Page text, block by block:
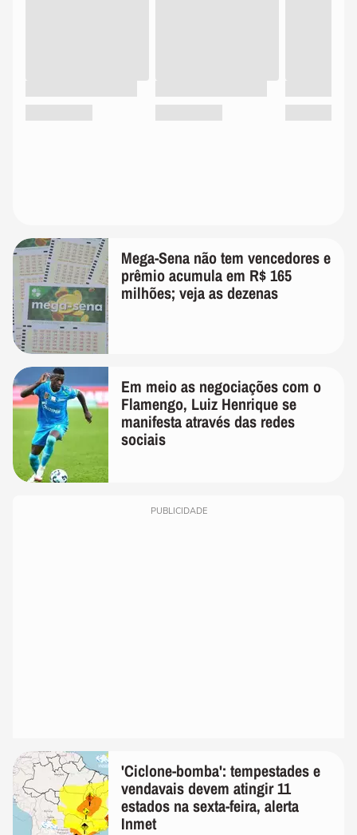
Mega-Sena não tem vencedores e
prêmio acumula em R$ 165
milhões; veja as dezenas
Em meio as negociações com o
Flamengo, Luiz Henrique se
manifesta através das redes
sociais
PUBLICIDADE
'Ciclone-bomba': tempestades e
vendavais devem atingir 11
estados na sexta-feira, alerta
Inmet